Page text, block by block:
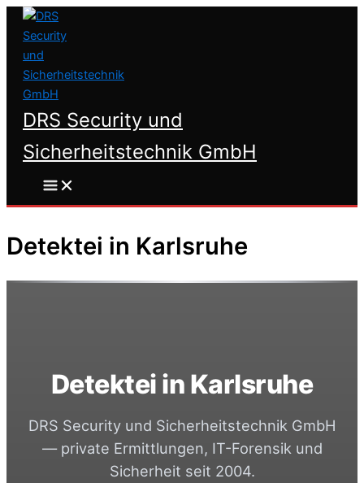
Zum
Inhalt
springen
DRS Security und
Sicherheitstechnik GmbH
Detektei in Karlsruhe
Detektei in Karlsruhe
DRS Security und Sicherheitstechnik GmbH
— private Ermittlungen, IT-Forensik und
Sicherheit seit 2004.